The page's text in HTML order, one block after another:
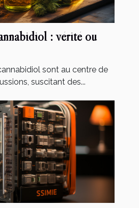
: vérité ou
sont au centre de
suscitant des...